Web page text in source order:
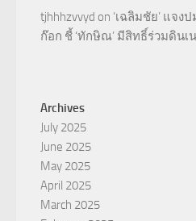
tjhhhzvvyd on ‘เฉลิมชัย’ แจงป
ก๊อก ชี้ ‘ทักษิณ’ มีสิทธิ์ร่วมดินเ
Archives
July 2025
June 2025
May 2025
April 2025
March 2025